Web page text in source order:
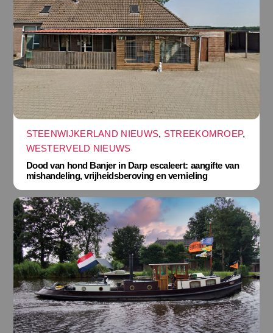
STEENWIJKERLAND NIEUWS, STREEKOMROEP,
WESTERVELD NIEUWS
Dood van hond Banjer in Darp escaleert: aangifte van
mishandeling, vrijheidsberoving en vernieling